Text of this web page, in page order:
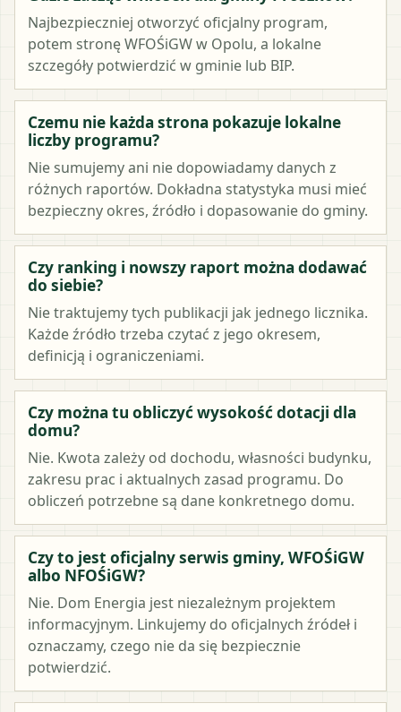
Najbezpieczniej otworzyć oficjalny program,
potem stronę WFOŚiGW w Opolu, a lokalne
szczegóły potwierdzić w gminie lub BIP.
Czemu nie każda strona pokazuje lokalne
liczby programu?
Nie sumujemy ani nie dopowiadamy danych z
różnych raportów. Dokładna statystyka musi mieć
bezpieczny okres, źródło i dopasowanie do gminy.
Czy ranking i nowszy raport można dodawać
do siebie?
Nie traktujemy tych publikacji jak jednego licznika.
Każde źródło trzeba czytać z jego okresem,
definicją i ograniczeniami.
Czy można tu obliczyć wysokość dotacji dla
domu?
Nie. Kwota zależy od dochodu, własności budynku,
zakresu prac i aktualnych zasad programu. Do
obliczeń potrzebne są dane konkretnego domu.
Czy to jest oficjalny serwis gminy, WFOŚiGW
albo NFOŚiGW?
Nie. Dom Energia jest niezależnym projektem
informacyjnym. Linkujemy do oficjalnych źródeł i
oznaczamy, czego nie da się bezpiecznie
potwierdzić.